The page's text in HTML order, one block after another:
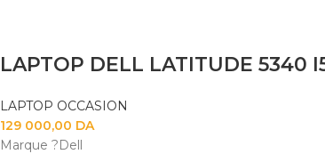
LAPTOP OCCASION
129 000,00 DA
Marque ?Dell